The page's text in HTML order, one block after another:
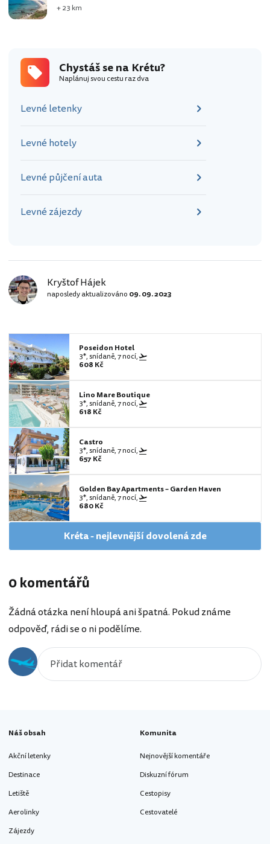
+ 23 km
Chystáš se na Krétu?
Naplánuj svou cestu raz dva
Levné letenky
Levné hotely
Levné půjčení auta
Levné zájezdy
Kryštof Hájek
naposledy aktualizováno 09. 09. 2023
Poseidon Hotel
3*, snídaně, 7 nocí,
608 Kč
Lino Mare Boutique
3*, snídaně, 7 nocí,
618 Kč
Castro
3*, snídaně, 7 nocí,
657 Kč
Golden Bay Apartments – Garden Haven
3*, snídaně, 7 nocí,
680 Kč
Kréta - nejlevnější dovolená zde
0 komentářů
Žádná otázka není hloupá ani špatná. Pokud známe
odpověď, rádi se o ni podělíme.
Náš obsah
Akční letenky
Destinace
Letiště
Aerolinky
Zájezdy
Komunita
Nejnovější komentáře
Diskuzní fórum
Cestopisy
Cestovatelé